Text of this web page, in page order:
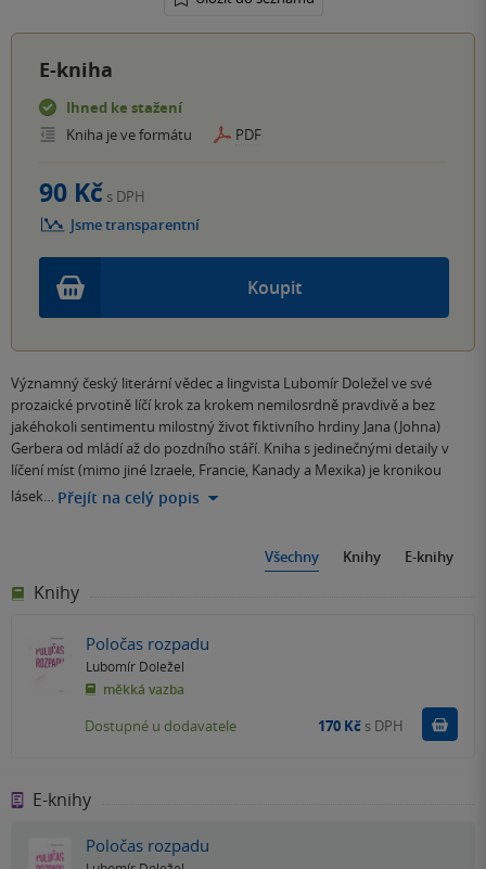
E-kniha
Ihned ke stažení
Kniha je ve formátu
PDF
Koupit
90 Kč s DPH
Jsme transparentní
Významný český literární vědec a lingvista Lubomír Doležel ve své
prozaické prvotině líčí krok za krokem nemilosrdně pravdivě a bez
jakéhokoli sentimentu milostný život fiktivního hrdiny Jana (Johna)
Gerbera od mládí až do pozdního stáří. Kniha s jedinečnými detaily v
líčení míst (mimo jiné Izraele, Francie, Kanady a Mexika) je kronikou
lásek… Přejít na celý popis
Všechny Knihy E-knihy
Knihy
Poločas rozpadu
Lubomír Doležel
měkká vazba
Dostupné u dodavatele 170 Kč s DPH
E-knihy
Poločas rozpadu